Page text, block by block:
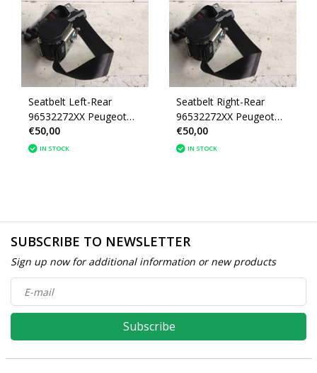
Seatbelt Left-Rear
96532272XX Peugeot
207CC
€50,00
IN STOCK
Seatbelt Right-Rear
96532272XX Peugeot
207CC
€50,00
IN STOCK
SUBSCRIBE TO NEWSLETTER
Sign up now for additional information or new products
Subscribe